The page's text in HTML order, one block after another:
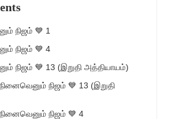
நிஜம் 💙 1
நிஜம் 💙 4
நிஜம் 💙 13 (இறுதி அத்தியாயம்)
நினைவெனும் நிஜம் 💙 13 (இறுதி
நினைவெனும் நிஜம் 💙 4